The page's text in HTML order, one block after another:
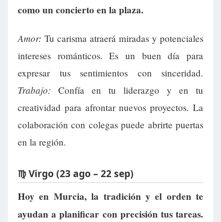
como un concierto en la plaza.
Amor: Tu carisma atraerá miradas y potenciales
intereses románticos. Es un buen día para
expresar tus sentimientos con sinceridad.
Trabajo: Confía en tu liderazgo y en tu
creatividad para afrontar nuevos proyectos. La
colaboración con colegas puede abrirte puertas
en la región.
♍ Virgo (23 ago – 22 sep)
Hoy en Murcia, la tradición y el orden te
ayudan a planificar con precisión tus tareas.